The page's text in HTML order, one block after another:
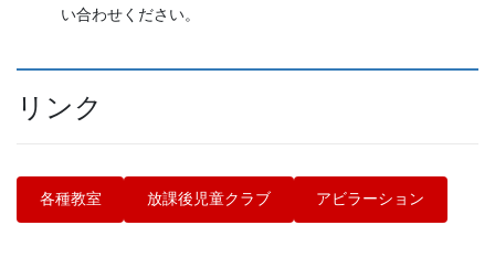
い合わせください。
リンク
各種教室 放課後児童クラブ アビラーション